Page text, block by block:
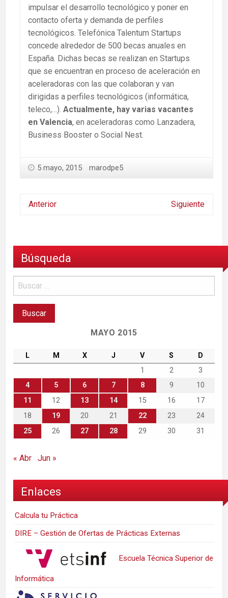
impulsar el desarrollo tecnológico y poner en
contacto oferta y demanda de perfiles
tecnológicos. Telefónica Talentum Startups
concede alrededor de 500 becas anuales en
España. Dichas becas se realizan en Startups
que se encuentran en proceso de aceleración en
aceleradoras con las que colaboran y van
dirigidas a perfiles tecnológicos (informática,
teleco,…). Actualmente, hay varias vacantes
en Valencia, en aceleradoras como Lanzadera,
Business Booster o Social Nest.
5 mayo, 2015 marodpe5
Anterior Siguiente
Búsqueda
MAYO 2015
L M X J V S
D
1
2
3
4
5 6 7 8 9
10
11
12 13 14 15 16
17
18
19 20 21 22 23
24
25
26 27 28 29 30 31
« Abr Jun »
Enlaces
Calcula tu Práctica
DIRE – Gestión de Ofertas de Prácticas Externas
Escuela Técnica Superior de
Informática